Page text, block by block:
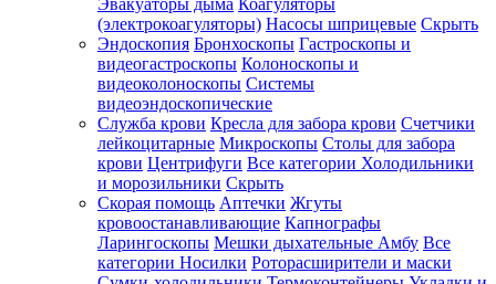
Эвакуаторы дыма Коагуляторы
(электрокоагуляторы) Насосы шприцевые Скрыть
Эндоскопия Бронхоскопы Гастроскопы и
видеогастроскопы Колоноскопы и
видеоколоноскопы Системы
видеоэндоскопические
Служба крови Кресла для забора крови Счетчики
лейкоцитарные Микроскопы Столы для забора
крови Центрифуги Все категории Холодильники
и морозильники Скрыть
Скорая помощь Аптечки Жгуты
кровоостанавливающие Капнографы
Ларингоскопы Мешки дыхательные Амбу Все
категории Носилки Роторасширители и маски